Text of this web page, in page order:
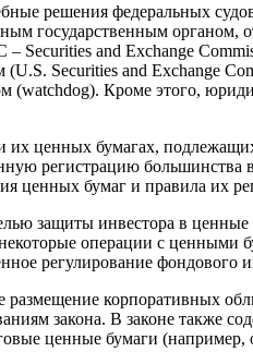
решения федеральных
государственным органом,
Securities and Exchange
Securities and Exchange
Кроме этого,
их ценных бумагах,
регистрацию большинства
ценных бумаг и правила их
защиты инвестора в
операции с ценными
регулирование фондового
корпоративных
закона. В законе также
ценные бумаги